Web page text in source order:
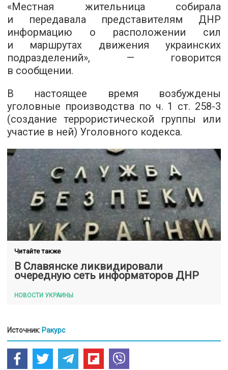
«Местная жительница собирала
и передавала представителям ДНР
информацию о расположении сил
и маршрутах движения украинских
подразделений», — говорится
в сообщении.
В настоящее время возбуждены
уголовные производства по ч. 1 ст. 258-3
(создание террористической группы или
участие в ней) Уголовного кодекса.
Читайте также
В Славянске ликвидировали
очередную сеть информаторов ДНР
НОВОСТИ УКРАИНЫ
Источник: Ракурс